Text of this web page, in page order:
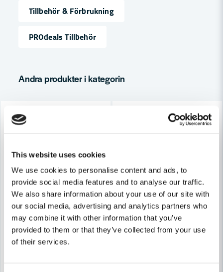
This website uses cookies
We use cookies to personalise content and ads, to
provide social media features and to analyse our traffic.
We also share information about your use of our site with
our social media, advertising and analytics partners who
may combine it with other information that you’ve
provided to them or that they’ve collected from your use
of their services.
Namn
email
Skicka fråga
Tillbehör & Förbrukning
PROdeals Tillbehör
Andra produkter i kategorin
-18%